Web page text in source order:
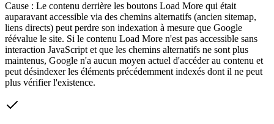
Cause : Le contenu derrière les boutons Load More qui était
auparavant accessible via des chemins alternatifs (ancien sitemap,
liens directs) peut perdre son indexation à mesure que Google
réévalue le site. Si le contenu Load More n'est pas accessible sans
interaction JavaScript et que les chemins alternatifs ne sont plus
maintenus, Google n'a aucun moyen actuel d'accéder au contenu et
peut désindexer les éléments précédemment indexés dont il ne peut
plus vérifier l'existence.